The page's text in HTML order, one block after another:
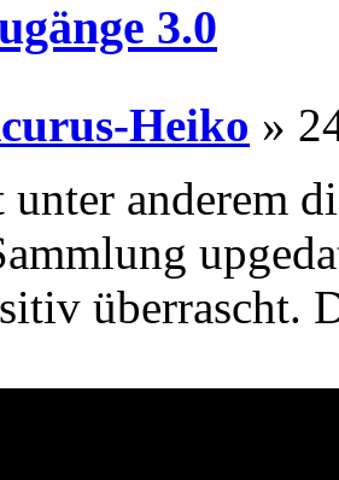
3.0
Heiko »
unter anderem
überrascht.